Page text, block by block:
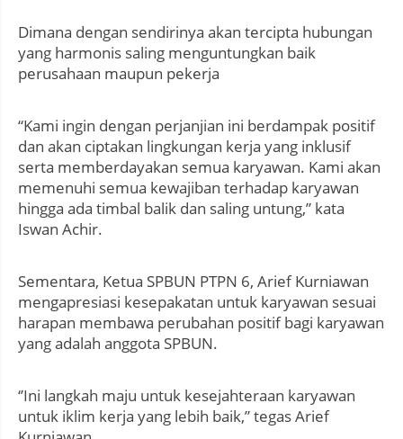
Dimana dengan sendirinya akan tercipta hubungan
yang harmonis saling menguntungkan baik
perusahaan maupun pekerja
“Kami ingin dengan perjanjian ini berdampak positif
dan akan ciptakan lingkungan kerja yang inklusif
serta memberdayakan semua karyawan. Kami akan
memenuhi semua kewajiban terhadap karyawan
hingga ada timbal balik dan saling untung,” kata
Iswan Achir.
Sementara, Ketua SPBUN PTPN 6, Arief Kurniawan
mengapresiasi kesepakatan untuk karyawan sesuai
harapan membawa perubahan positif bagi karyawan
yang adalah anggota SPBUN.
‘’Ini langkah maju untuk kesejahteraan karyawan
untuk iklim kerja yang lebih baik,” tegas Arief